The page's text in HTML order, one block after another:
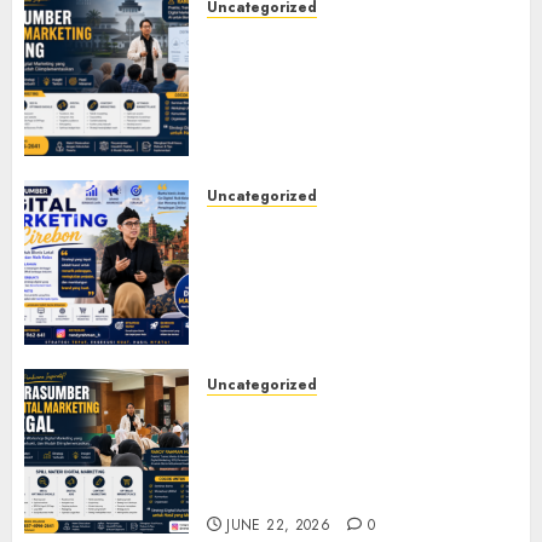
Uncategorized
Uncategorized
Uncategorized
JUNE 22, 2026 0